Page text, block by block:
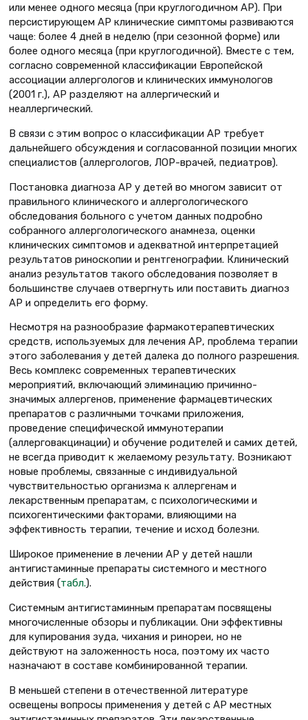
или менее одного месяца (при круглогодичном АР). При
персистирующем АР клинические симптомы развиваются
чаще: более 4 дней в неделю (при сезонной форме) или
более одного месяца (при круглогодичной). Вместе с тем,
согласно современной классификации Европейской
ассоциации аллергологов и клинических иммунологов
(2001 г.), АР разделяют на аллергический и
неаллергический.
В связи с этим вопрос о классификации АР требует
дальнейшего обсуждения и согласованной позиции многих
специалистов (аллергологов, ЛОР-врачей, педиатров).
Постановка диагноза АР у детей во многом зависит от
правильного клинического и аллергологического
обследования больного с учетом данных подробно
собранного аллергологического анамнеза, оценки
клинических симптомов и адекватной интерпретацией
результатов риноскопии и рентгенографии. Клинический
анализ результатов такого обследования позволяет в
большинстве случаев отвергнуть или поставить диагноз
АР и определить его форму.
Несмотря на разнообразие фармакотерапевтических
средств, используемых для лечения АР, проблема терапии
этого заболевания у детей далека до полного разрешения.
Весь комплекс современных терапевтических
мероприятий, включающий элиминацию причинно-
значимых аллергенов, применение фармацевтических
препаратов с различными точками приложения,
проведение специфической иммунотерапии
(аллерговакцинации) и обучение родителей и самих детей,
не всегда приводит к желаемому результату. Возникают
новые проблемы, связанные с индивидуальной
чувствительностью организма к аллергенам и
лекарственным препаратам, с психологическими и
психогентическими факторами, влияющими на
эффективность терапии, течение и исход болезни.
Широкое применение в лечении АР у детей нашли
антигистаминные препараты системного и местного
действия (табл.).
Системным антигистаминным препаратам посвящены
многочисленные обзоры и публикации. Они эффективны
для купирования зуда, чихания и ринореи, но не
действуют на заложенность носа, поэтому их часто
назначают в составе комбинированной терапии.
В меньшей степени в отечественной литературе
освещены вопросы применения у детей с АР местных